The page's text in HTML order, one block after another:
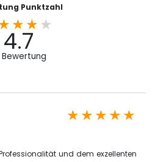
Punktzahl
4.7
Bewertung
und dem exzellenten